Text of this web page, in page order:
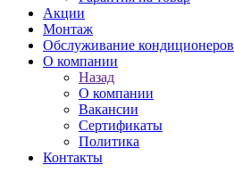
Акции
Монтаж
Обслуживание кондиционеров
О компании
Назад
О компании
Вакансии
Сертификаты
Политика
Контакты